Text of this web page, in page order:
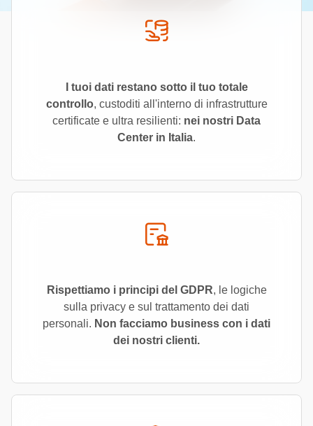
I tuoi dati restano sotto il tuo totale
controllo, custoditi all'interno di infrastrutture
certificate e ultra resilienti: nei nostri Data
Center in Italia.
Rispettiamo i principi del GDPR, le logiche
sulla privacy e sul trattamento dei dati
personali. Non facciamo business con i dati
dei nostri clienti.